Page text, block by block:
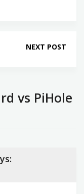
NEXT POST
vs PiHole